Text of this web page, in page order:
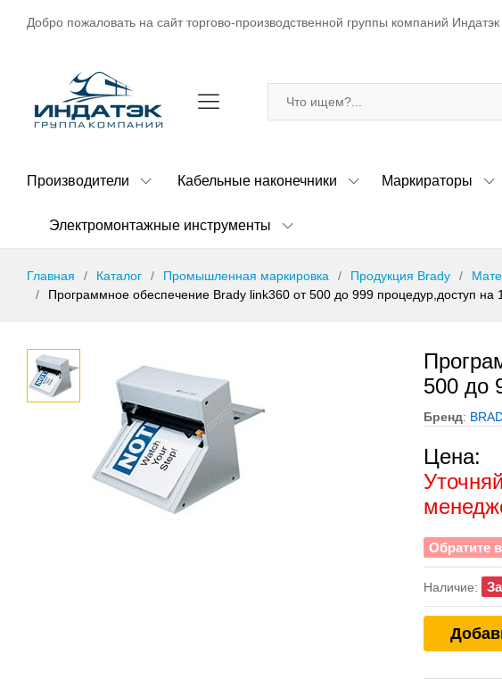
Добро пожаловать на сайт торгово-производственной группы компаний Индатэк
Производители Кабельные наконечники Маркираторы
Электромонтажные инструменты
Главная Каталог Промышленная маркировка Продукция Brady
Программное обеспечение Brady link360 от 500 до 999 процедур,доступ на
500 до
Бренд:
Цена:
Обратите
Наличие: